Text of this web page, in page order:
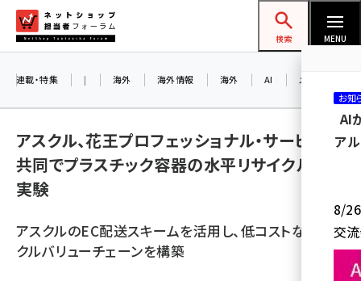
ン
ネットショップ担当者フォーラム
検索 MENU
楽天 (1871)
連載・特集 | 海外 海外情報 海外 AI メタバース
アスクル、花王プロフェッショナル・サービスと
共同でプラスチック容器の水平リサイクル実証
実験
アスクルのEC配送スキームを活用し、低コストなリサイ
クルバリューチェーンを構築
お知
AI
ア
8/26
交